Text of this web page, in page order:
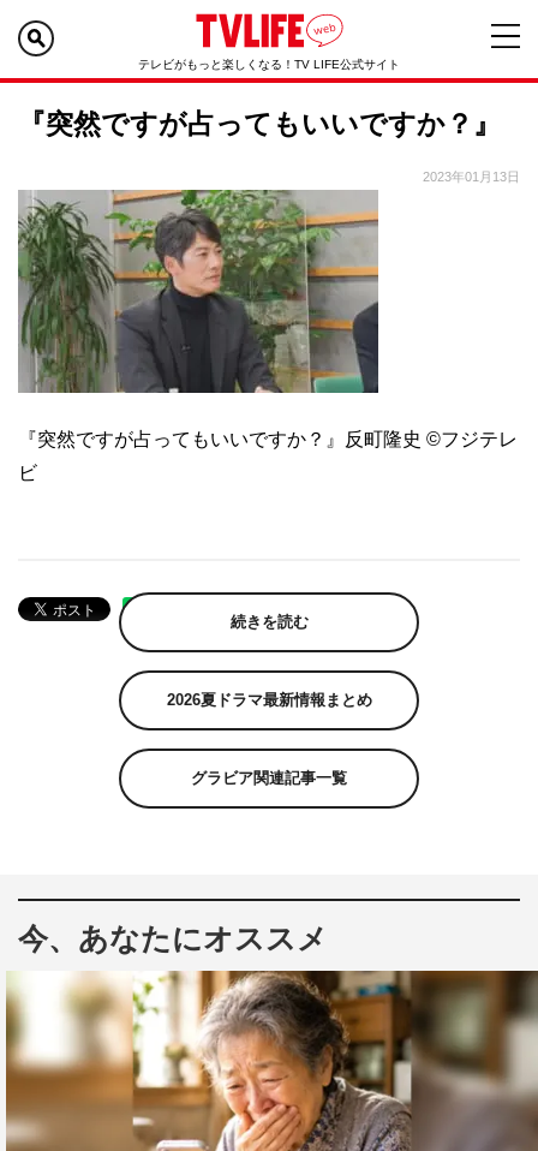
テレビがもっと楽しくなる！TV LIFE公式サイト
『突然ですが占ってもいいですか？』
2023年01月13日
『突然ですが占ってもいいですか？』反町隆史 ©フジテレ
ビ
続きを読む
2026夏ドラマ最新情報まとめ
グラビア関連記事一覧
今、あなたにオススメ